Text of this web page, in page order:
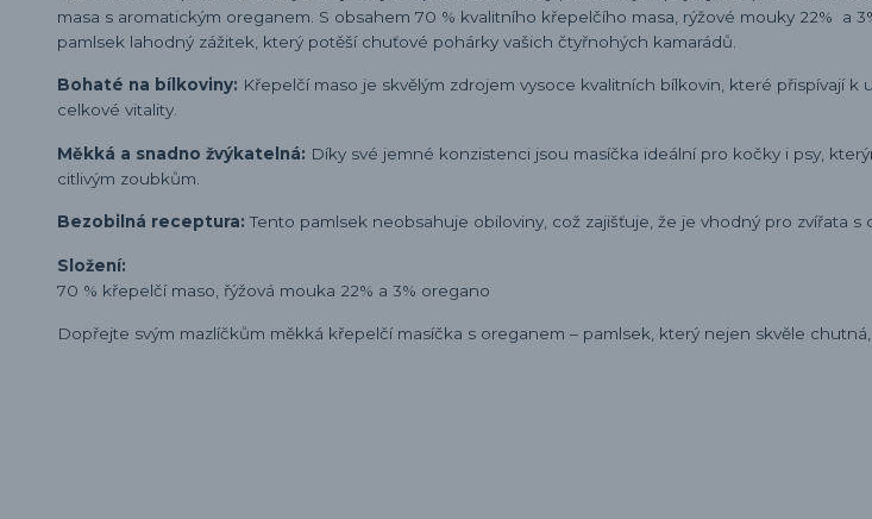
masa s aromatickým oreganem. S obsahem 70 % kvalitního křepelčího masa, rýžové mouky 22% a
pamlsek lahodný zážitek, který potěší chuťové pohárky vašich čtyřnohých kamarádů.
Bohaté na bílkoviny: Křepelčí maso je skvělým zdrojem vysoce kvalitních bílkovin, které přispívají k
celkové vitality.
Měkká a snadno žvýkatelná: Díky své jemné konzistenci jsou masíčka ideální pro kočky i psy,
citlivým zoubkům.
Bezobilná receptura: Tento pamlsek neobsahuje obiloviny, což zajišťuje, že je vhodný pro zvířata s
Složení:
70 % křepelčí maso, řýžová mouka 22% a 3% oregano
Dopřejte svým mazlíčkům měkká křepelčí masíčka s oreganem – pamlsek, který nejen skvěle